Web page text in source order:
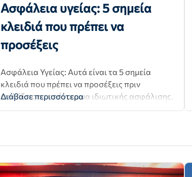
Ασφάλεια υγείας: 5 σημεία
κλειδιά που πρέπει να
προσέξεις
Ασφάλεια Υγείας: Αυτά είναι τα 5 σημεία
κλειδιά που πρέπει να προσέξεις πριν
επιλέξεις το πρόγραμμα ιδιωτικής ασφάλισης.
Διάβασε περισσότερα